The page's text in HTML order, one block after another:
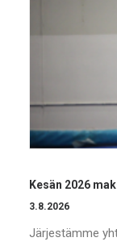
Kesän 2026
3.8.2026
Järjestämme